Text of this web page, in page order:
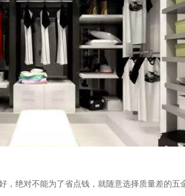
，绝对不能为了省点钱，就随意选择质量差的五